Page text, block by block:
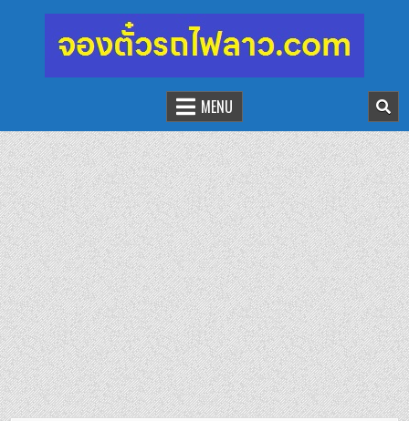
จองตั๋วรถไฟลาว-จีน
นั่งรถไฟเที่ยวประเทศลาว
MENU